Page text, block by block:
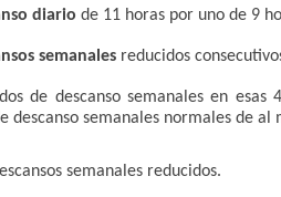
diario de 11 horas por uno de 9
semanales reducidos
de descanso semanales en esas
descanso semanales normales de al
semanales reducidos.